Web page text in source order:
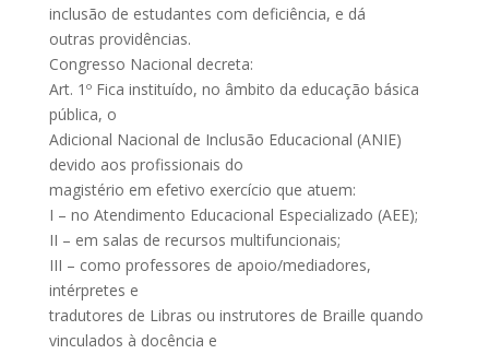
inclusão de estudantes com deficiência, e dá
outras providências.
Congresso Nacional decreta:
Art. 1º Fica instituído, no âmbito da educação básica
pública, o
Adicional Nacional de Inclusão Educacional (ANIE)
devido aos profissionais do
magistério em efetivo exercício que atuem:
I – no Atendimento Educacional Especializado (AEE);
II – em salas de recursos multifuncionais;
III – como professores de apoio/mediadores,
intérpretes e
tradutores de Libras ou instrutores de Braille quando
vinculados à docência e